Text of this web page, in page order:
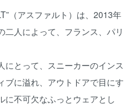
（アスファルト）は、2013年
人によって、フランス、パリ
にとって、スニーカーのインス
ブに溢れ、アウトドアで目にす
に不可欠なふっとウェアとし